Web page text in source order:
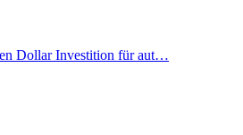
Dollar Investition für aut…